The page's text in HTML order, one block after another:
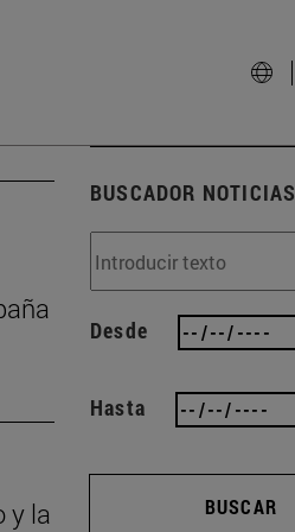
y la
BUSCADOR NOTICIAS
Desde
Hasta
BUSCAR